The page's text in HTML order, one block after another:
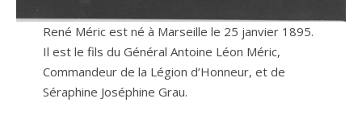
René Méric est né à Marseille le 25 janvier 1895.
Il est le fils du Général Antoine Léon Méric,
Commandeur de la Légion d’Honneur, et de
Séraphine Joséphine Grau.